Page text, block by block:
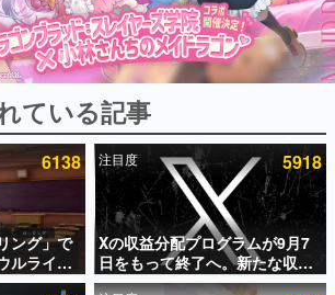
ップ
れている記事ランキング
ている記事
6138
ング」で
ルライク
んはソウ
注目度 5918
Xの収益分配プログラムが9月7
日をもって終了へ。新たな収益
化制度「Original Content